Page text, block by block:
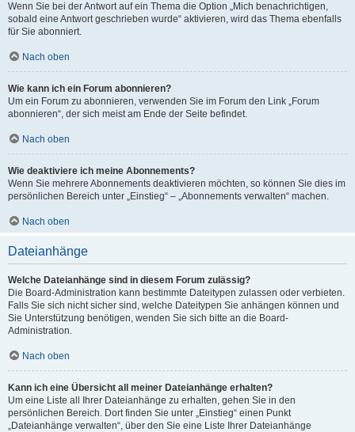
Wenn Sie bei der Antwort auf ein Thema die Option „Mich benachrichtigen,
sobald eine Antwort geschrieben wurde“ aktivieren, wird das Thema ebenfalls
für Sie abonniert.
Nach oben
Wie kann ich ein Forum abonnieren?
Um ein Forum zu abonnieren, verwenden Sie im Forum den Link „Forum
abonnieren“, der sich meist am Ende der Seite befindet.
Nach oben
Wie deaktiviere ich meine Abonnements?
Wenn Sie mehrere Abonnements deaktivieren möchten, so können Sie dies im
persönlichen Bereich unter „Einstieg“ – „Abonnements verwalten“ machen.
Nach oben
Dateianhänge
Welche Dateianhänge sind in diesem Forum zulässig?
Die Board-Administration kann bestimmte Dateitypen zulassen oder verbieten.
Falls Sie sich nicht sicher sind, welche Dateitypen Sie anhängen können und
Sie Unterstützung benötigen, wenden Sie sich bitte an die Board-
Administration.
Nach oben
Kann ich eine Übersicht all meiner Dateianhänge erhalten?
Um eine Liste all Ihrer Dateianhänge zu erhalten, gehen Sie in den
persönlichen Bereich. Dort finden Sie unter „Einstieg“ einen Punkt
„Dateianhänge verwalten“, über den Sie eine Liste Ihrer Dateianhänge